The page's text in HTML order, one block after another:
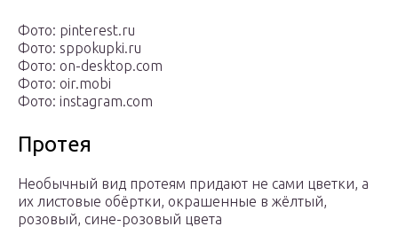
Фото: pinterest.ru
Фото: sppokupki.ru
Фото: on-desktop.com
Фото: oir.mobi
Фото: instagram.com
Протея
Необычный вид протеям придают не сами цветки, а
их листовые обёртки, окрашенные в жёлтый,
розовый, сине-розовый цвета